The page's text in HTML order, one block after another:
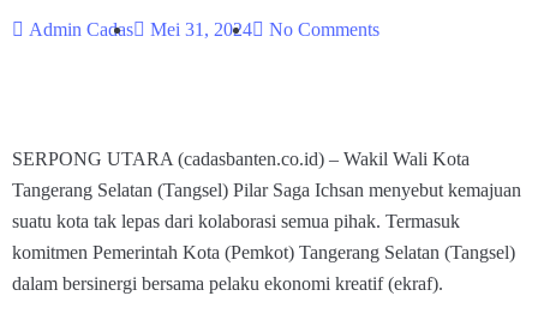
Admin Cadas Mei 31, 2024 No Comments
SERPONG UTARA (cadasbanten.co.id) – Wakil Wali Kota
Tangerang Selatan (Tangsel) Pilar Saga Ichsan menyebut kemajuan
suatu kota tak lepas dari kolaborasi semua pihak. Termasuk
komitmen Pemerintah Kota (Pemkot) Tangerang Selatan (Tangsel)
dalam bersinergi bersama pelaku ekonomi kreatif (ekraf).